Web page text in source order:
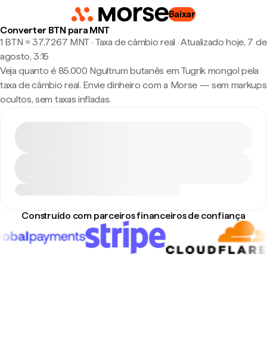
Baixar
Converter BTN para MNT
1 BTN ≈ 37,7267 MNT · Taxa de câmbio real ·Atualizado hoje, 7 de
agosto, 3:15
Veja quanto é 85.000 Ngultrum butanês em Tugrik mongol pela
taxa de câmbio real. Envie dinheiro com a Morse — sem markups
ocultos, sem taxas infladas.
Construído com parceiros financeiros de confiança